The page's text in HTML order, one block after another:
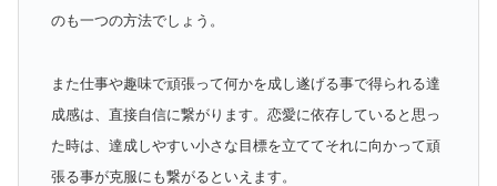
のも一つの方法でしょう。
また仕事や趣味で頑張って何かを成し遂げる事で得られる達
成感は、直接自信に繋がります。恋愛に依存していると思っ
た時は、達成しやすい小さな目標を立ててそれに向かって頑
張る事が克服にも繋がるといえます。